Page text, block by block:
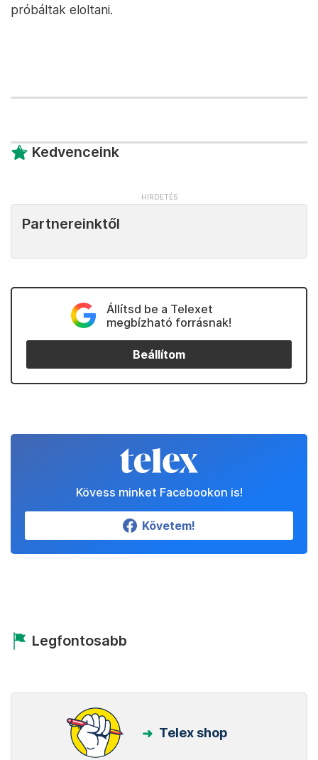
próbáltak eloltani.
Kedvenceink
Partnereinktől
Állítsd be a Telexet
megbízható forrásnak!
Beállítom
Kövess minket Facebookon is!
Követem!
Legfontosabb
Telex shop